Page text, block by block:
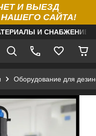
И ВЫЕЗД
САЙТА!
И
Оборудование для